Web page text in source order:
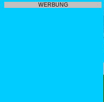
WERBUNG